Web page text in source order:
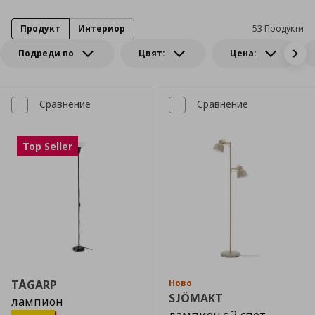
Подреди по Цвят: Цена:
53 Продукти
Продукт Интериор
Сравнение
Top Seller
TÅGARP
лампион
Сравнение
Ново
SJÖMAKT